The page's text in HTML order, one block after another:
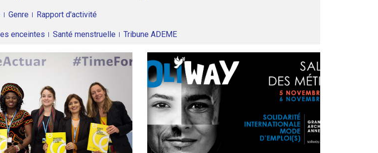
Genre Rapport d'activité
enceintes Santé menstruelle Tribune ADEME